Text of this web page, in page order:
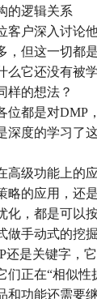
的逻辑关系
客户深入讨论
，但这一切都
么它还没有被
样的想法？
都是对DMP，
深度的学习了
级功能上的应
略的应用，还
化，都是可以
做手动式的挖掘
还是关键字，
正在“相似性
和功能还需要